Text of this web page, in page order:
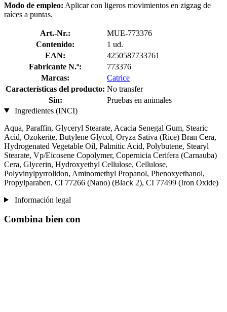
Modo de empleo: Aplicar con ligeros movimientos en zigzag de
raíces a puntas.
Art.-Nr.:
MUE-773376
Contenido:
1 ud.
EAN:
4250587733761
Fabricante N.º:
773376
Marcas:
Catrice
Características del producto: No transfer
Sin:
Pruebas en animales
Ingredientes (INCI)
Aqua, Paraffin, Glyceryl Stearate, Acacia Senegal Gum, Stearic
Acid, Ozokerite, Butylene Glycol, Oryza Sativa (Rice) Bran Cera,
Hydrogenated Vegetable Oil, Palmitic Acid, Polybutene, Stearyl
Stearate, Vp/Eicosene Copolymer, Copernicia Cerifera (Carnauba)
Cera, Glycerin, Hydroxyethyl Cellulose, Cellulose,
Polyvinylpyrrolidon, Aminomethyl Propanol, Phenoxyethanol,
Propylparaben, CI 77266 (Nano) (Black 2), CI 77499 (Iron Oxide)
Información legal
Combina bien con